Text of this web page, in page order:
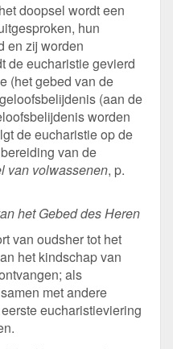
doopsel wordt een
hun
en zij worden
de eucharistie gevierd
(het gebed van de
(aan de
worden
de eucharistie op de
van de
van volwassenen, p.
het Gebed des Heren
van oudsher tot het
het kindschap van
als
met andere
eucharistieviering